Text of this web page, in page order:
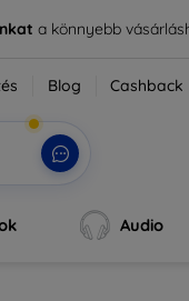
a könnyebb
Blog Cashback
Audio